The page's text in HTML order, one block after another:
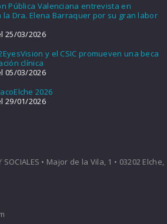
Pública Valenciana entrevista en
la Dra. Elena Barraquer por su gran labor
25/03/2026
y el CSIC promueven una beca
clínica
05/03/2026
2026
29/01/2026
SOCIALES • Major de la Vila, 1 • 03202 Elche,